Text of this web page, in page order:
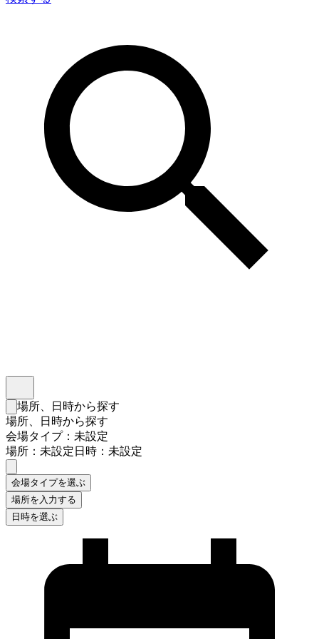
検索フォームを閉じる
場所、日時から探す
場所、日時から探す
会場タイプ：未設定
場所：未設定日時：未設定
会場タイプを選ぶ
場所を入力する
日時を選ぶ